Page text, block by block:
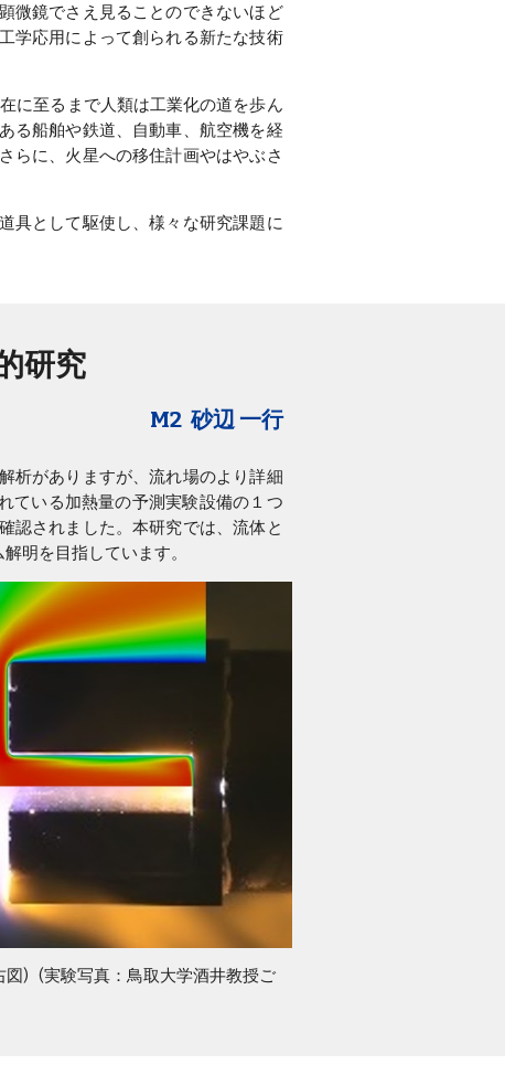
微鏡でさえ見ることのできないほど
学応用によって創られる新たな技術
に至るまで人類は工業化の道を歩ん
る船舶や鉄道、自動車、航空機を経
らに、火星への移住計画やはやぶさ
具として駆使し、様々な研究課題に
研究
M2 砂辺 一行
析がありますが、流れ場のより詳細
ている加熱量の予測実験設備の１つ
認されました。本研究では、流体と
明を目指しています。
図) (実験写真：鳥取大学酒井教授ご